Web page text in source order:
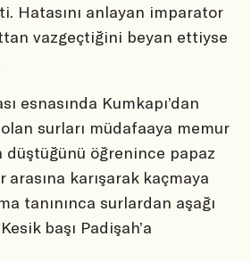
Hatasını anlayan imparator
vazgeçtiğini beyan ettiyse
esnasında Kumkapı’dan
surları müdafaaya memur
düştüğünü öğrenince papaz
karışarak kaçmaya
tanınınca surlardan aşağı
başı Padişah’a